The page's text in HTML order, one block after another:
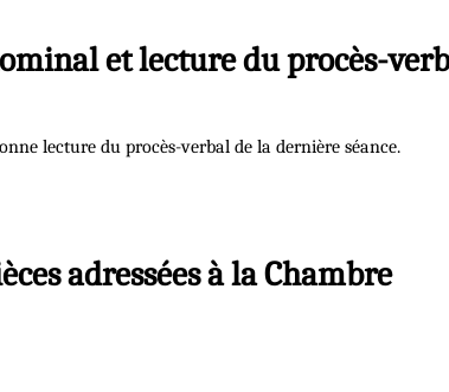
et lecture du procès-
lecture du procès-verbal de la dernière séance.
adressées à la Chambre